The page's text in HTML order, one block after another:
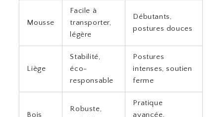
Mousse
Facile à
transporter,
légère
Débutants,
postures douces
Liège
Stabilité,
éco-
responsable
Postures
intenses, soutien
ferme
Bois
Robuste,
Pratique
avancée,